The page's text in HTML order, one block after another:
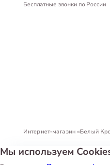
Бесплатные звонки по России
Интернет-магазин «Белый
Политика
Мы используем